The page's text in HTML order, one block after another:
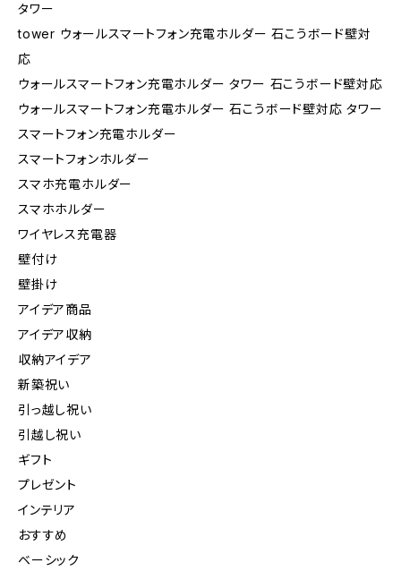
タワー
tower ウォールスマートフォン充電ホルダー 石こうボード壁対
応
ウォールスマートフォン充電ホルダー タワー 石こうボード壁対応
ウォールスマートフォン充電ホルダー 石こうボード壁対応 タワー
スマートフォン充電ホルダー
スマートフォンホルダー
スマホ充電ホルダー
スマホホルダー
ワイヤレス充電器
壁付け
壁掛け
アイデア商品
アイデア収納
収納アイデア
新築祝い
引っ越し祝い
引越し祝い
ギフト
プレゼント
インテリア
おすすめ
ベーシック